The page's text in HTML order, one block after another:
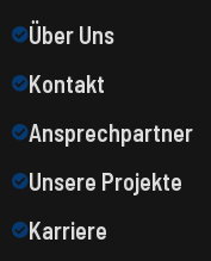
Über Uns
Kontakt
Ansprechpartner
Unsere Projekte
Karriere